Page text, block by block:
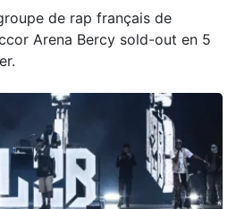
de rap français de
Arena Bercy sold-out en 5